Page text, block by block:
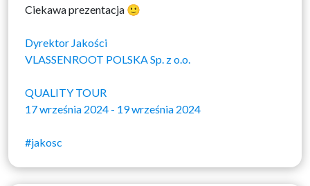
Ciekawa prezentacja 🙂
Dyrektor Jakości
VLASSENROOT POLSKA Sp. z o.o.
QUALITY TOUR
17 września 2024 - 19 września 2024
#jakosc